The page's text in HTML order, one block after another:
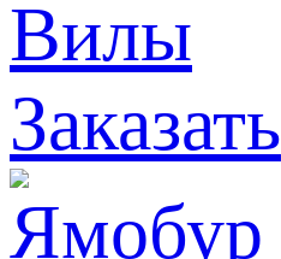
Вилы
Заказать